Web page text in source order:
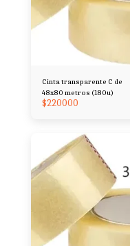
Cinta transparente C de
48x80 metros (180u)
$220000